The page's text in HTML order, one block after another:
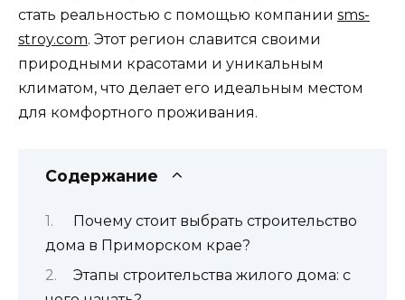
стать реальностью с помощью компании sms-
stroy.com. Этот регион славится своими
природными красотами и уникальным
климатом, что делает его идеальным местом
для комфортного проживания.
Содержание
Почему стоит выбрать строительство
дома в Приморском крае?
Этапы строительства жилого дома: с